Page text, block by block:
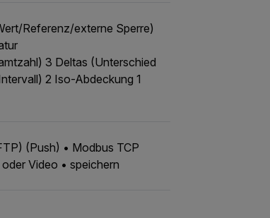
Referenz/externe Sperre)
3 Deltas (Unterschied
2 Iso-Abdeckung 1
(Push) • Modbus TCP
Video • speichern